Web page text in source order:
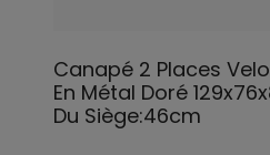
Canapé 2 Places
En Métal Doré
Du Siège:46cm